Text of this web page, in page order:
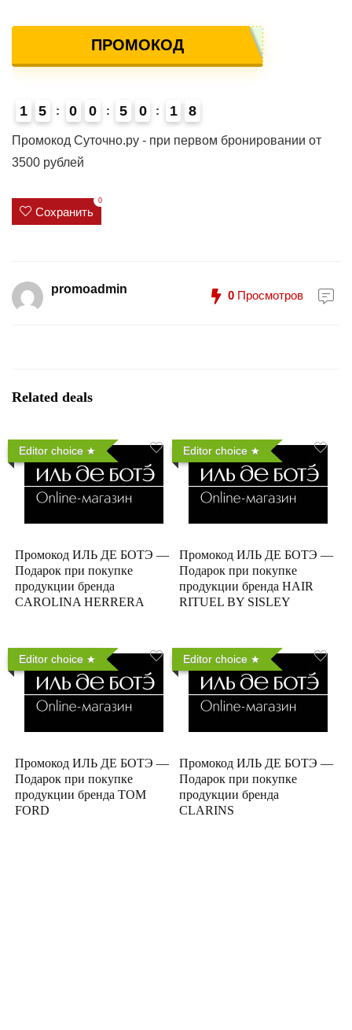
ПРОМОКОД
1
4
5 0 0 5 0 1 8
Промокод Суточно.ру - при первом бронировании от
3500 рублей
Сохранить
0
promoadmin 0 Просмотров
Related deals
Editor choice
Промокод ИЛЬ ДЕ БОТЭ —
Подарок при покупке
продукции бренда
CAROLINA HERRERA
Editor choice
Промокод ИЛЬ ДЕ БОТЭ —
Подарок при покупке
продукции бренда HAIR
RITUEL BY SISLEY
Editor choice
Промокод ИЛЬ ДЕ БОТЭ —
Подарок при покупке
продукции бренда TOM
FORD
Editor choice
Промокод ИЛЬ ДЕ БОТЭ —
Подарок при покупке
продукции бренда
CLARINS